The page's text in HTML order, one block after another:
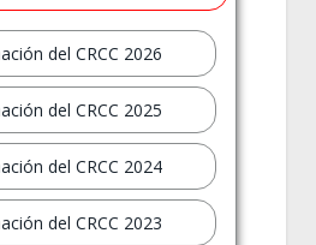
del CRCC 2026
del CRCC 2025
del CRCC 2024
del CRCC 2023